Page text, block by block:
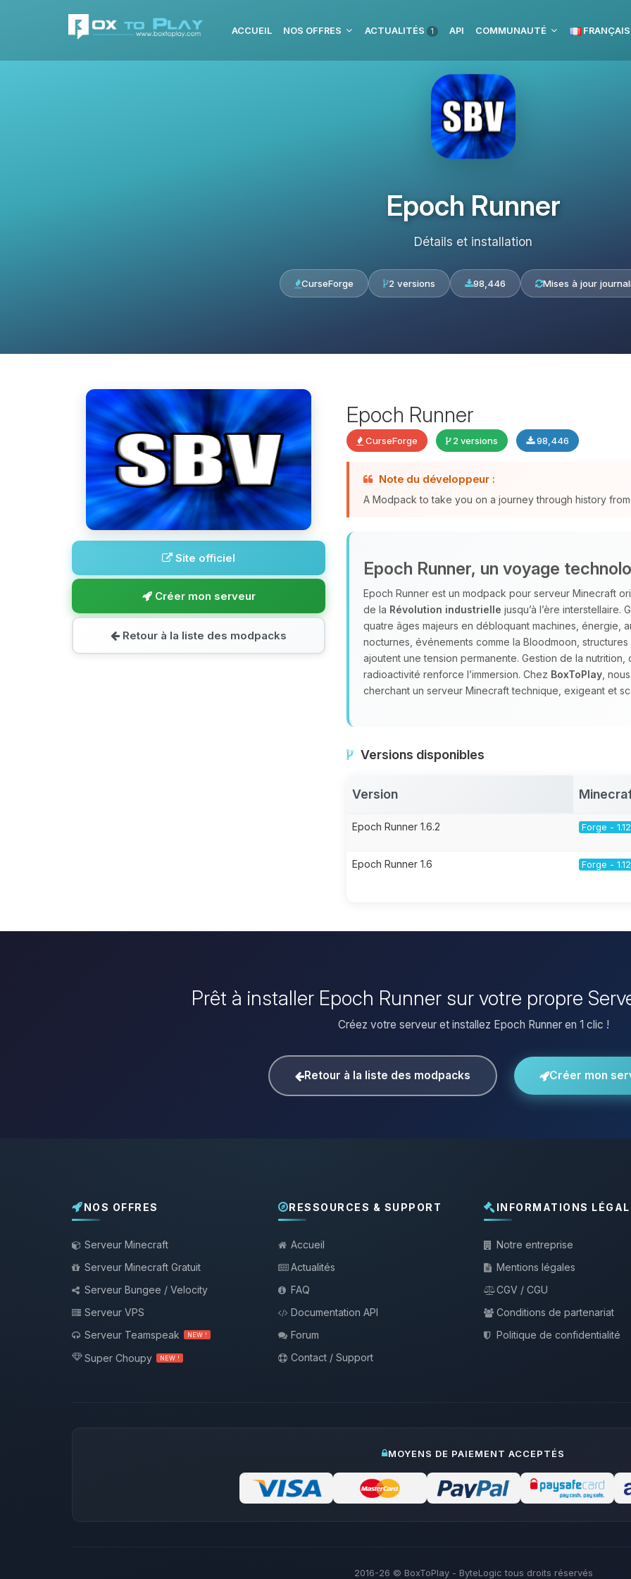
ACCUEIL NOS OFFRES ACTUALITÉS 1 API COMMUNAUTÉ FRANÇAIS
Epoch Runner
Détails et installation
CurseForge 2 versions 98,446 Mises à jour
Site officiel
Créer mon serveur
Retour à la liste des modpacks
Epoch Runner
CurseForge 2 versions 98,446
Note du développeur :
A Modpack to take you on a journey through history
Epoch Runner, un voyage
Epoch Runner est un modpack pour serveur Minecraft
de la Révolution industrielle jusqu’à l’ère
quatre âges majeurs en débloquant machines, énergie,
nocturnes, événements comme la Bloodmoon,
ajoutent une tension permanente. Gestion de la
radioactivité renforce l’immersion. Chez BoxToPlay ,
cherchant un serveur Minecraft technique, exigeant et
Versions disponibles
Version
Epoch Runner 1.6.2 Forge -
Epoch Runner 1.6 Forge -
Prêt à installer Epoch Runner sur votre propre
Créez votre serveur et installez Epoch Runner en 1 clic !
Retour à la liste des modpacks Créer mon
NOS OFFRES
Serveur Minecraft
Serveur Minecraft Gratuit
Serveur Bungee / Velocity
Serveur VPS
Serveur Teamspeak
NEW !
Super Choupy NEW !
RESSOURCES & SUPPORT
Accueil
Actualités
FAQ
Documentation API
Forum
Contact / Support
INFORMATIONS
Notre entreprise
Mentions légales
CGV / CGU
Conditions de partenariat
Politique de confidentialité
MOYENS DE PAIEMENT ACCEPTÉS
2016-26 © BoxToPlay - ByteLogic tous droits réservés